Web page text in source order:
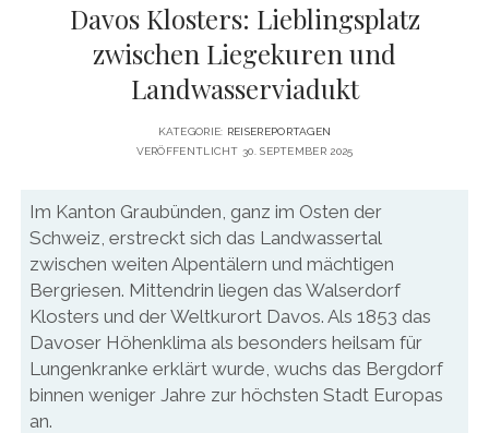
Davos Klosters: Lieblingsplatz
zwischen Liegekuren und
Landwasserviadukt
KATEGORIE: REISEREPORTAGEN
VERÖFFENTLICHT 30. SEPTEMBER 2025
Im Kanton Graubünden, ganz im Osten der
Schweiz, erstreckt sich das Landwassertal
zwischen weiten Alpentälern und mächtigen
Bergriesen. Mittendrin liegen das Walserdorf
Klosters und der Weltkurort Davos. Als 1853 das
Davoser Höhenklima als besonders heilsam für
Lungenkranke erklärt wurde, wuchs das Bergdorf
binnen weniger Jahre zur höchsten Stadt Europas
an.